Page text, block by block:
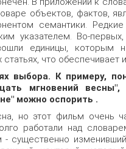
объектов, фактов,
семантики.
указателем. Во-
единицы, которым
статьях, что обеспечивает
выбора. К примеру,
мгновений
можно оспорить .
но этот фильм очень
работали над
- существенно